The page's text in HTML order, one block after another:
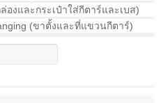
องและกระเป๋าใส่กีตาร์และเบส)
(ขาตั้งและที่แขวนกีตาร์)